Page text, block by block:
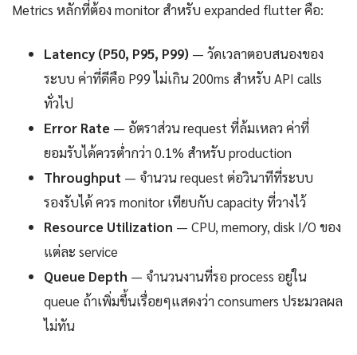
Metrics หลักที่ต้อง monitor สำหรับ expanded flutter คือ:
Latency (P50, P95, P99) — วัดเวลาตอบสนองของ
ระบบ ค่าที่ดีคือ P99 ไม่เกิน 200ms สำหรับ API calls
ทั่วไป
Error Rate — อัตราส่วน request ที่ล้มเหลว ค่าที่
ยอมรับได้ควรต่ำกว่า 0.1% สำหรับ production
Throughput — จำนวน request ต่อวินาทีที่ระบบ
รองรับได้ ควร monitor เทียบกับ capacity ที่วางไว้
Resource Utilization — CPU, memory, disk I/O ของ
แต่ละ service
Queue Depth — จำนวนงานที่รอ process อยู่ใน
queue ถ้าเพิ่มขึ้นเรื่อยๆแสดงว่า consumers ประมวลผล
ไม่ทัน